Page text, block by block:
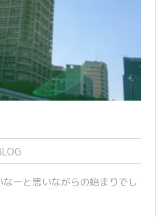
ーと思いながらの始まりでし